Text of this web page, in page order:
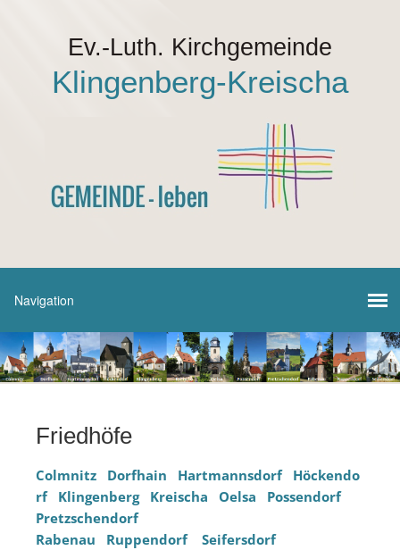
Ev.-Luth. Kirchgemeinde
Klingenberg-Kreischa
Friedhöfe
Colmnitz Dorfhain Hartmannsdorf
Höckendo
rf
Klingenberg Kreischa Oelsa
Possendorf
Pretzschendorf
Rabenau
Ruppendorf Seifersdorf